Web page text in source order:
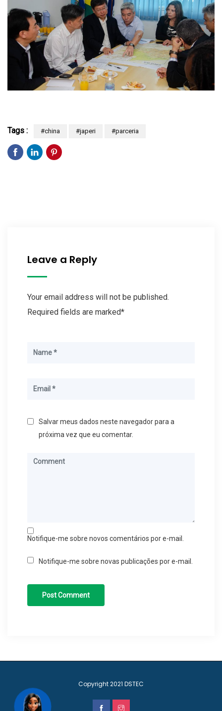
Tags : #china #japeri #parceria
Leave a Reply
Your email address will not be published.
Required fields are marked*
Salvar meus dados neste navegador para a
próxima vez que eu comentar.
Notifique-me sobre novos comentários por e-mail.
Notifique-me sobre novas publicações por e-mail.
Copyright 2021 DSTEC